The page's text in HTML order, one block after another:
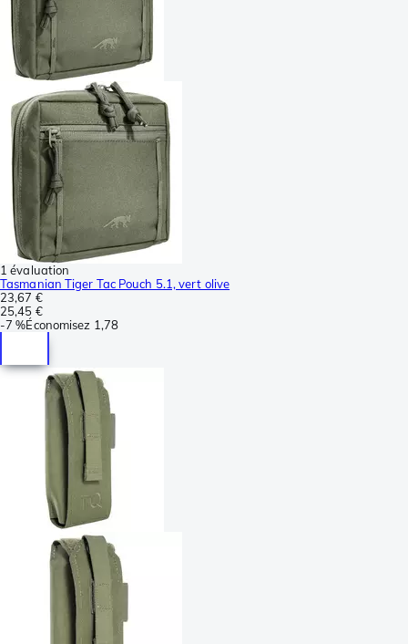
1 évaluation
Tasmanian Tiger Tac Pouch 5.1, vert olive
23,67 €
25,45 €
-7 %Économisez 1,78